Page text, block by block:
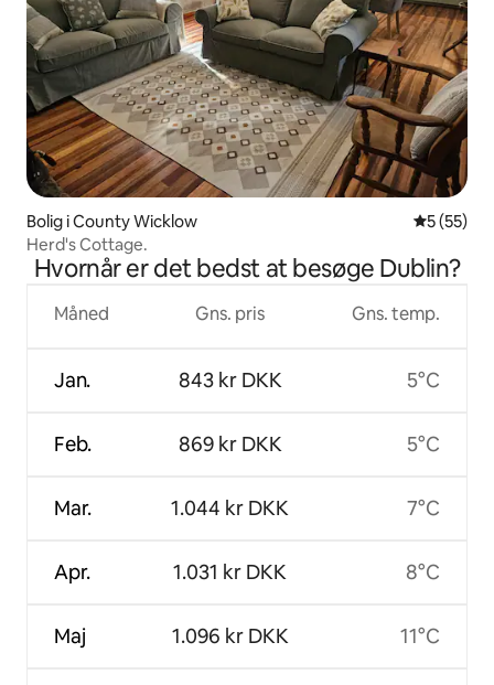
Bolig i County Wicklow 5 ud af 5 i
5 (55)
Herd's Cottage.
Hvornår er det bedst at besøge Dublin?
Måned
Jan.
Feb.
Mar.
Apr.
Maj
Gns. pris
843 kr DKK
869 kr DKK
1.044 kr DKK
1.031 kr DKK
1.096 kr DKK
Gns. temp.
5°C
5°C
7°C
8°C
11°C